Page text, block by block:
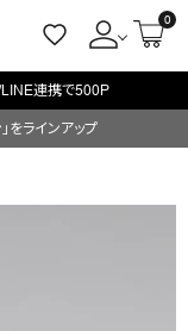
0
連携で500P
をラインアップ